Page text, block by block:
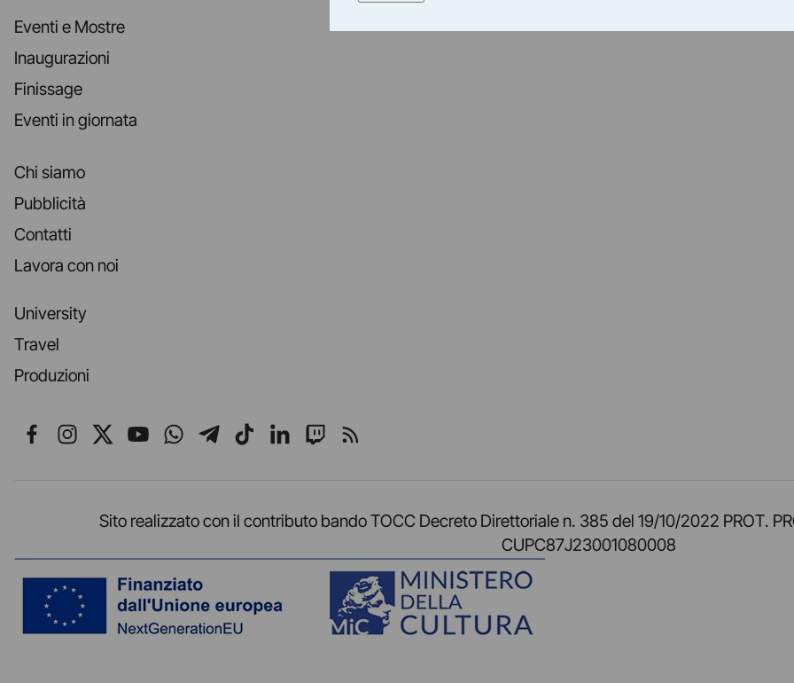
Eventi e Mostre
Inaugurazioni
Finissage
Eventi in giornata
Chi siamo
Pubblicità
Contatti
Lavora con noi
University
Travel
Produzioni
Seguici su Facebook
Seguici su Instagram
Seguici su X
Seguici su YouTube
Seguici su WhatsApp
Seguici su Telegram
Seguici su TikTok
Seguici su LinkedIn
Seguici su Twitch
Seguici su Rss
Sito realizzato con il contributo bando TOCC Decreto Direttoriale n. 385 del 19/10/2022 PROT.
CUPC87J23001080008